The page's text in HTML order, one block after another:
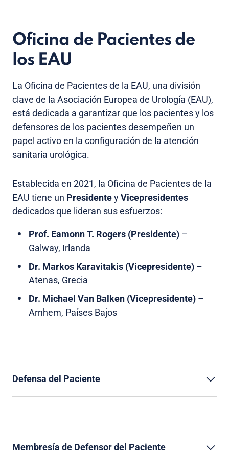
Oficina de Pacientes de
los EAU
La Oficina de Pacientes de la EAU, una división
clave de la Asociación Europea de Urología (EAU),
está dedicada a garantizar que los pacientes y los
defensores de los pacientes desempeñen un
papel activo en la configuración de la atención
sanitaria urológica.
Establecida en 2021, la Oficina de Pacientes de la
EAU tiene un PresidenteyVicepresidentes
dedicados que lideran sus esfuerzos:
Prof. Eamonn T. Rogers (Presidente) –
Galway, Irlanda
Dr. Markos Karavitakis (Vicepresidente) –
Atenas, Grecia
Dr. Michael Van Balken (Vicepresidente) –
Arnhem, Países Bajos
Defensa del Paciente
Membresía de Defensor del Paciente